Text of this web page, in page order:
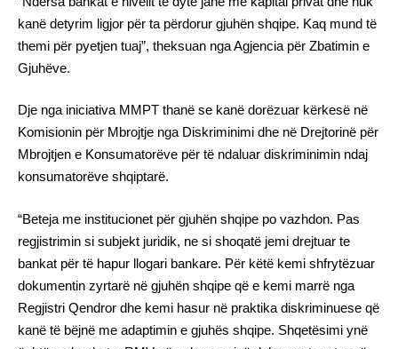
kanë detyrim ligjor për ta përdorur gjuhën shqipe. Kaq mund të
themi për pyetjen tuaj”, theksuan nga Agjencia për Zbatimin e
Gjuhëve.
Dje nga iniciativa MMPT thanë se kanë dorëzuar kërkesë në
Komisionin për Mbrojtje nga Diskriminimi dhe në Drejtorinë për
Mbrojtjen e Konsumatorëve për të ndaluar diskriminimin ndaj
konsumatorëve shqiptarë.
“Beteja me institucionet për gjuhën shqipe po vazhdon. Pas
regjistrimin si subjekt juridik, ne si shoqatë jemi drejtuar te
bankat për të hapur llogari bankare. Për këtë kemi shfrytëzuar
dokumentin zyrtarë në gjuhën shqipe që e kemi marrë nga
Regjistri Qendror dhe kemi hasur në praktika diskriminuese që
kanë të bëjnë me adaptimin e gjuhës shqipe. Shqetësimi ynë